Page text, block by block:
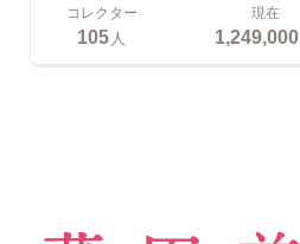
コレクター
105人
現在
1,249,000